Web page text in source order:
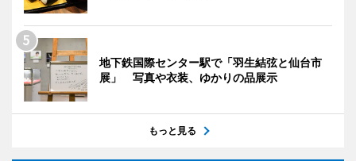
地下鉄国際センター駅で「羽生結弦と仙台市
展」 写真や衣装、ゆかりの品展示
もっと見る